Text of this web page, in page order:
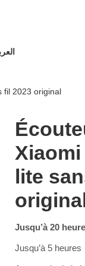
fil 2023 original
lite
Jusqu’à 20
Jusqu’à 5 heures